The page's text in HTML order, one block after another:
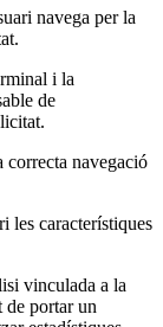
navega per la
i la
de
correcta navegació
les característiques
vinculada a la
de portar un